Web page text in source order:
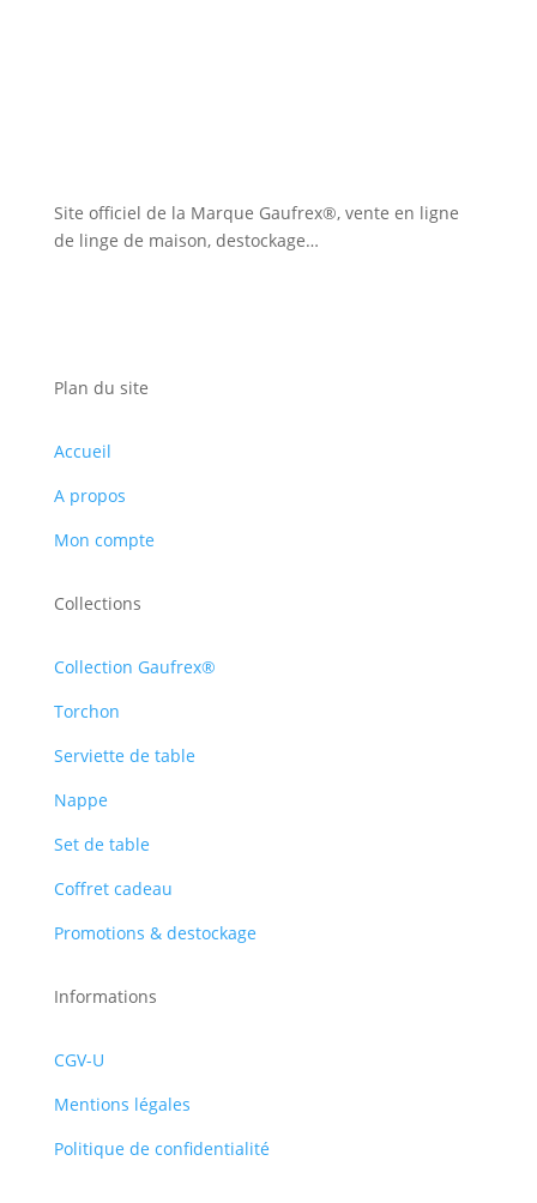
Site officiel de la Marque Gaufrex®, vente en ligne
de linge de maison, destockage…
Plan du site
Accueil
A propos
Mon compte
Collections
Collection Gaufrex®
Torchon
Serviette de table
Nappe
Set de table
Coffret cadeau
Promotions & destockage
Informations
CGV-U
Mentions légales
Politique de confidentialité